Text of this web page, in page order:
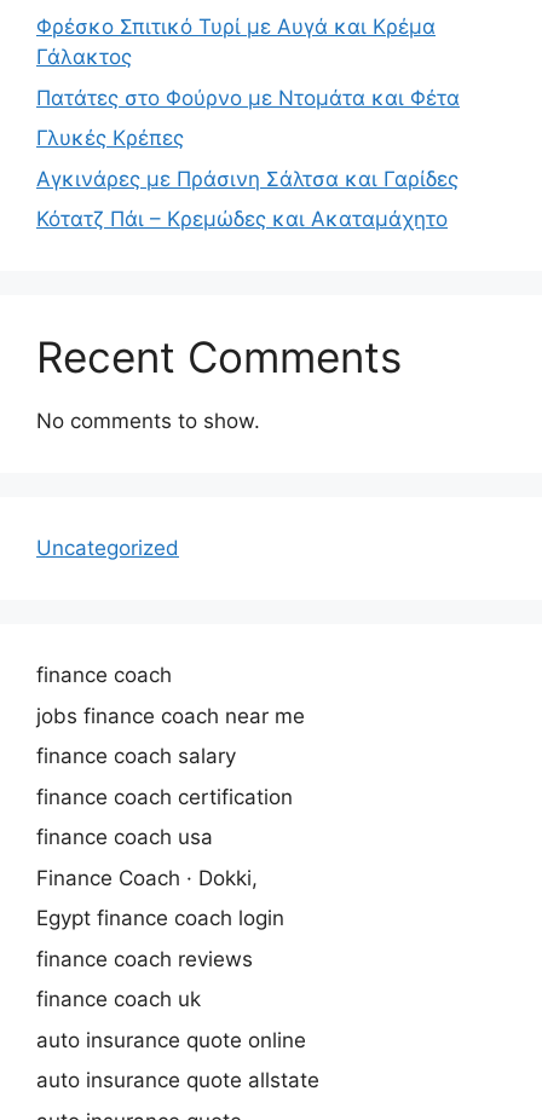
Φρέσκο Σπιτικό Τυρί με Αυγά και Κρέμα
Γάλακτος
Πατάτες στο Φούρνο με Ντομάτα και Φέτα
Γλυκές Κρέπες
Αγκινάρες με Πράσινη Σάλτσα και Γαρίδες
Κότατζ Πάι – Κρεμώδες και Ακαταμάχητο
Recent Comments
No comments to show.
Uncategorized
finance coach
jobs finance coach near me
finance coach salary
finance coach certification
finance coach usa
Finance Coach · Dokki,
Egypt finance coach login
finance coach reviews
finance coach uk
auto insurance quote online
auto insurance quote allstate